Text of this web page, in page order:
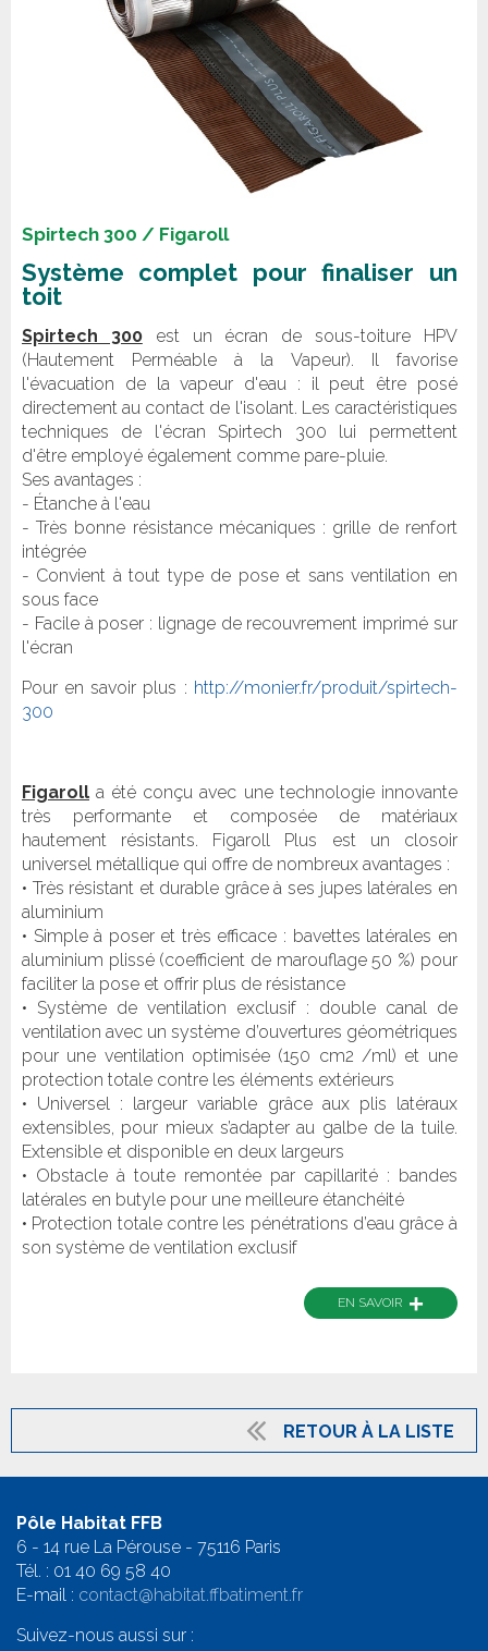
Spirtech 300 / Figaroll
Système complet pour finaliser un
toit
Spirtech 300est un écran de sous-toiture HPV
(Hautement Perméable à la Vapeur). Il favorise
l'évacuation de la vapeur d'eau : il peut être posé
directement au contact de l'isolant. Les caractéristiques
techniques de l'écran Spirtech 300 lui permettent
d'être employé également comme pare-pluie.
Ses avantages :
- Étanche à l'eau
- Très bonne résistance mécaniques : grille de renfort
intégrée
- Convient à tout type de pose et sans ventilation en
sous face
- Facile à poser : lignage de recouvrement imprimé sur
l'écran
Pour en savoir plus : http://monier.fr/produit/spirtech-
300
Figaroll a été conçu avec une technologie innovante
très performante et composée de matériaux
hautement résistants. Figaroll Plus est un closoir
universel métallique qui offre de nombreux avantages :
• Très résistant et durable grâce à ses jupes latérales en
aluminium
• Simple à poser et très efficace : bavettes latérales en
aluminium plissé (coefficient de marouflage 50 %) pour
faciliter la pose et offrir plus de résistance
• Système de ventilation exclusif : double canal de
ventilation avec un système d’ouvertures géométriques
pour une ventilation optimisée (150 cm2 /ml) et une
protection totale contre les éléments extérieurs
• Universel : largeur variable grâce aux plis latéraux
extensibles, pour mieux s’adapter au galbe de la tuile.
Extensible et disponible en deux largeurs
• Obstacle à toute remontée par capillarité : bandes
latérales en butyle pour une meilleure étanchéité
• Protection totale contre les pénétrations d’eau grâce à
son système de ventilation exclusif
EN SAVOIR +
RETOUR À LA LISTE
Pôle Habitat FFB
6 - 14 rue La Pérouse - 75116 Paris
Tél. : 01 40 69 58 40
E-mail : contact@habitat.ffbatiment.fr
Suivez-nous aussi sur :